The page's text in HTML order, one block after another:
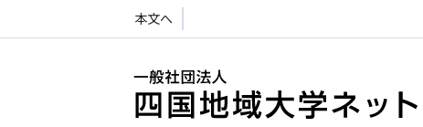
本文へ